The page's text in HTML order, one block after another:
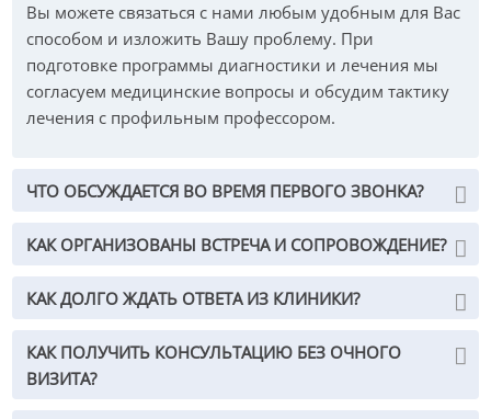
Вы можете связаться с нами любым удобным для Вас
способом и изложить Вашу проблему. При
подготовке программы диагностики и лечения мы
согласуем медицинские вопросы и обсудим тактику
лечения с профильным профессором.
ЧТО ОБСУЖДАЕТСЯ ВО ВРЕМЯ ПЕРВОГО ЗВОНКА?
КАК ОРГАНИЗОВАНЫ ВСТРЕЧА И СОПРОВОЖДЕНИЕ?
КАК ДОЛГО ЖДАТЬ ОТВЕТА ИЗ КЛИНИКИ?
КАК ПОЛУЧИТЬ КОНСУЛЬТАЦИЮ БЕЗ ОЧНОГО
ВИЗИТА?